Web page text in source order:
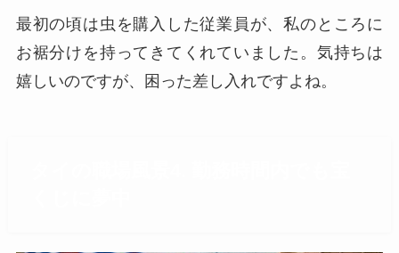
最初の頃は虫を購入した従業員が、私のところに
お裾分けを持ってきてくれていました。気持ちは
嬉しいのですが、困った差し入れですよね。